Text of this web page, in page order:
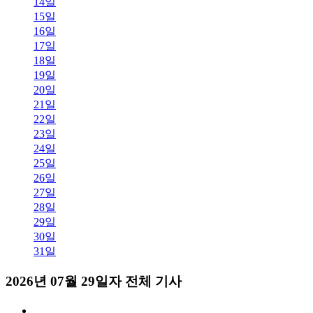
15일
16일
17일
18일
19일
20일
21일
22일
23일
24일
25일
26일
27일
28일
29일
30일
31일
2026년 07월 29일자 전체 기사